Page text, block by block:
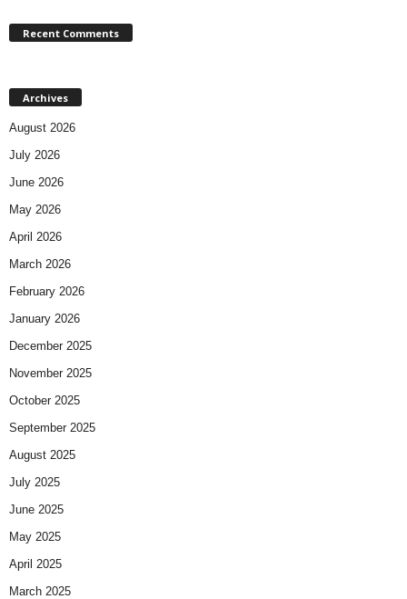
Recent Comments
Archives
August 2026
July 2026
June 2026
May 2026
April 2026
March 2026
February 2026
January 2026
December 2025
November 2025
October 2025
September 2025
August 2025
July 2025
June 2025
May 2025
April 2025
March 2025